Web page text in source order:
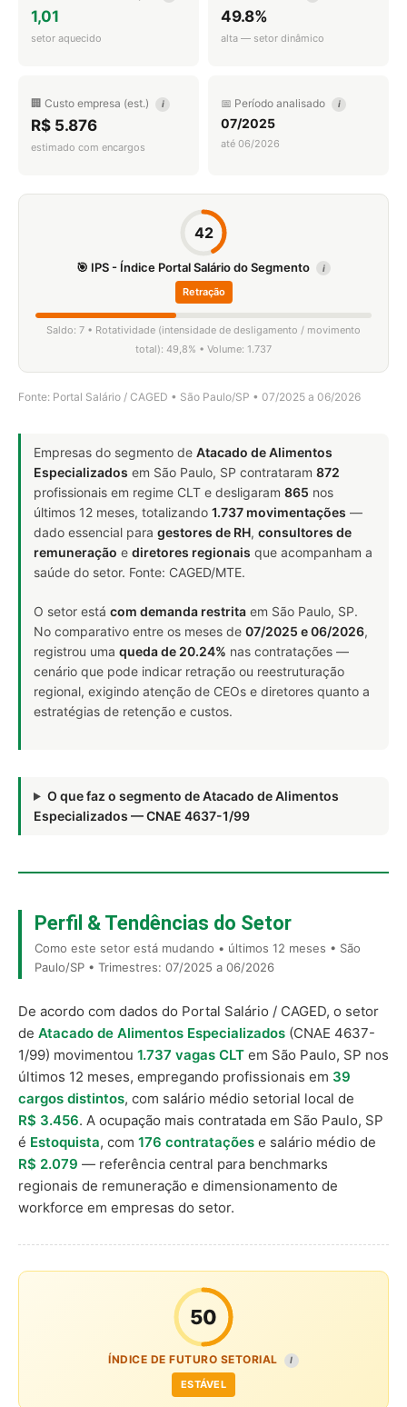
1,01
setor aquecido
49.8%
alta — setor dinâmico
🏢 Custo empresa (est.) i
R$ 5.876
estimado com encargos
📅 Período analisado i
07/2025
até 06/2026
42
🎯 IPS - Índice Portal Salário do Segmento i
Retração
Saldo: 7 • Rotatividade (intensidade de desligamento / movimento
total): 49,8% • Volume: 1.737
Fonte: Portal Salário / CAGED • São Paulo/SP • 07/2025 a 06/2026
Empresas do segmento de Atacado de Alimentos
Especializados em São Paulo, SP contrataram 872
profissionais em regime CLT e desligaram 865 nos
últimos 12 meses, totalizando 1.737 movimentações —
dado essencial para gestores de RH, consultores de
remuneração e diretores regionais que acompanham a
saúde do setor. Fonte: CAGED/MTE.
O setor está com demanda restrita em São Paulo, SP.
No comparativo entre os meses de 07/2025 e 06/2026,
registrou uma queda de 20.24% nas contratações —
cenário que pode indicar retração ou reestruturação
regional, exigindo atenção de CEOs e diretores quanto a
estratégias de retenção e custos.
O que faz o segmento de Atacado de Alimentos
Especializados — CNAE 4637-1/99
Perfil & Tendências do Setor
Como este setor está mudando • últimos 12 meses • São
Paulo/SP • Trimestres: 07/2025 a 06/2026
De acordo com dados do Portal Salário / CAGED, o setor
de Atacado de Alimentos Especializados (CNAE 4637-
1/99) movimentou 1.737 vagas CLT em São Paulo, SP nos
últimos 12 meses, empregando profissionais em 39
cargos distintos, com salário médio setorial local de
R$ 3.456. A ocupação mais contratada em São Paulo, SP
é Estoquista, com 176 contratações e salário médio de
R$ 2.079 — referência central para benchmarks
regionais de remuneração e dimensionamento de
workforce em empresas do setor.
50
ÍNDICE DE FUTURO SETORIAL I
ESTÁVEL